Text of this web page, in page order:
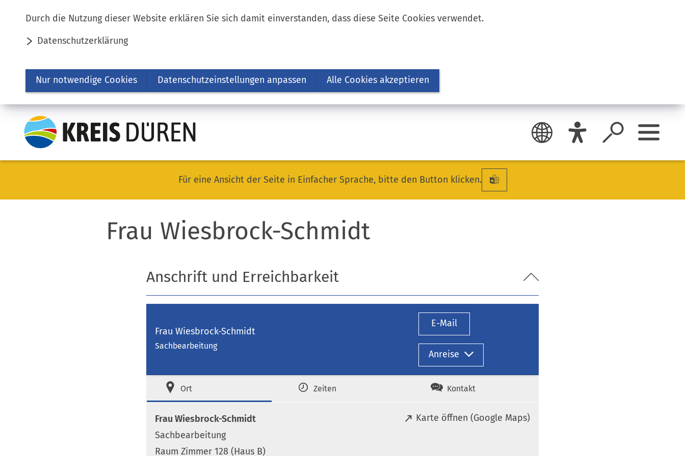
Durch die Nutzung dieser Website erklären Sie sich damit einverstanden, dass diese Seite Cookies verwendet.
Datenschutzerklärung
Nur notwendige Cookies Datenschutzeinstellungen anpassen Alle Cookies akzeptieren
Inhalt anspringen
Für eine Ansicht der Seite in Einfacher Sprache, bitte den Button klicken.
Frau Wiesbrock-Schmidt
Anschrift und Erreichbarkeit
Frau Wiesbrock-Schmidt
Sachbearbeitung
E-Mail
Anreise
Ort Zeiten Kontakt
Frau Wiesbrock-Schmidt
Sachbearbeitung
Raum Zimmer 128 (Haus B)
Karte öffnen (Google Maps)
(